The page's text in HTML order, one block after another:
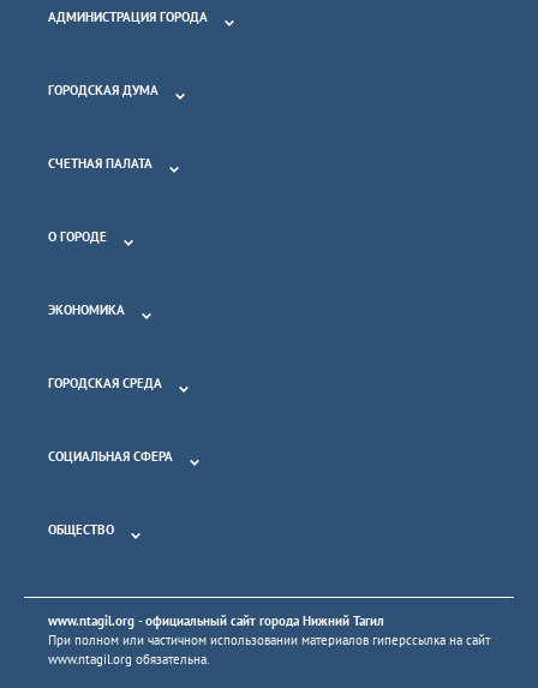
АДМИНИСТРАЦИЯ ГОРОДА
ГОРОДСКАЯ ДУМА
СЧЕТНАЯ ПАЛАТА
О ГОРОДЕ
ЭКОНОМИКА
ГОРОДСКАЯ СРЕДА
СОЦИАЛЬНАЯ СФЕРА
ОБЩЕСТВО
www.ntagil.org - официальный сайт города Нижний Тагил
При полном или частичном использовании материалов гиперссылка на сайт
www.ntagil.org обязательна.